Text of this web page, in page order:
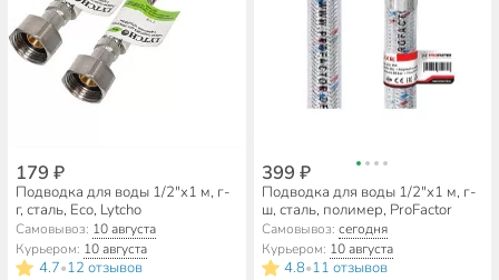
179 ₽
Подводка для воды 1/2"х1 м, г-
г, сталь, Еco, Lytcho
Самовывоз: 10 августа
Курьером: 10 августа
4.7•12 отзывов
399 ₽
Подводка для воды 1/2"х1 м, г-
ш, сталь, полимер, ProFactor
Самовывоз: сегодня
Курьером: 10 августа
4.8•11 отзывов